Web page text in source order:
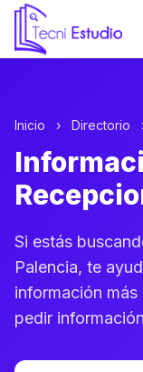
Ir a la página de
Inicio › Directorio
Si estás
Palencia, te
información
pedir